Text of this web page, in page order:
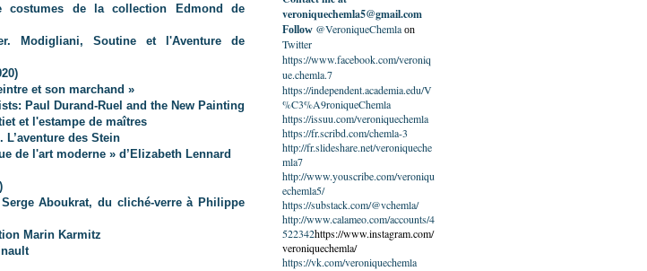
de la collection Edmond de
Modigliani, Soutine et l'Aventure de
et son marchand »
Paul Durand-Ruel and the New Painting
et l'estampe de maîtres
L’aventure des Stein
de l'art moderne » d’Elizabeth Lennard
Aboukrat, du cliché-verre à Philippe
Marin Karmitz
veroniquechemla5@gmail.com
Follow @VeroniqueChemlaon
Twitter
https://www.facebook.com/veroniq
ue.chemla.7
https://independent.academia.edu/V
%C3%A9roniqueChemla
https://issuu.com/veroniquechemla
https://fr.scribd.com/chemla-3
http://fr.slideshare.net/veroniqueche
mla7
http://www.youscribe.com/veroniqu
echemla5/
https://substack.com/@vchemla/
http://www.calameo.com/accounts/4
522342https://www.instagram.com/
veroniquechemla/
https://vk.com/veroniquechemla